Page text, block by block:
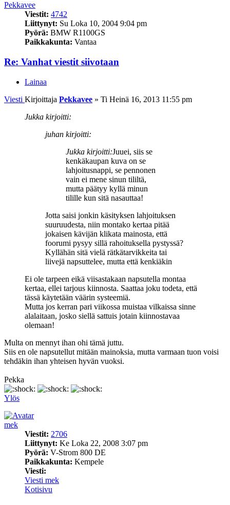
Pekkavee
Viestit: 4742
Liittynyt: Su Loka 10, 2004 9:04 pm
Pyörä: BMW R1100GS
Paikkakunta: Vantaa
Re: Vanhat viestit siivotaan
Lainaa
Viesti Kirjoittaja Pekkavee » Ti Heinä 16, 2013 11:55 pm
Jukka kirjoitti:
juhan kirjoitti:
Jukka kirjoitti:Juuei, siis se
kenkäkaupan kuva on se
lahjoitusnappi, se pennonen
vain ei mene sinun tililtä,
mutta päätyy kyllä minun
tilille kun sitä nasauttaa!
Jotta saisi jonkin käsityksen lahjoituksen
suuruudesta, niin montako kertaa pitää
jokaisen kävijän klikata mainosta, että
foorumi pysyy sillä rahoituksella pystyssä?
Kyllähän sitä vielä rätkätarvikkeita tai
liivejä napsuttelee, mutta että kenkiäkin
Ei ole tarpeen eikä viisastakaan napsutella montaa
kertaa, ellei tarjous kiinnosta. Saattaa joku todeta, että
tässä käytetään väärin systeemiä.
Mutta jos kerran pari viikossa muistaa vilkaissa sinne
alalaitaan, josko siellä sattuis jotain kiinnostavaa
olemaan!
Multa on mennyt ihan ohi tämä juttu.
Siis en ole napsutellut mitään mainoksia, mutta varmaan tuon voisi
tehdäkin ihan yhteisen hyvän vuoksi.
Pekka
Ylös
mek
Viestit: 2706
Liittynyt: Ke Loka 22, 2008 3:07 pm
Pyörä: V-Strom 800 DE
Paikkakunta: Kempele
Viesti:
Viesti mek
Kotisivu